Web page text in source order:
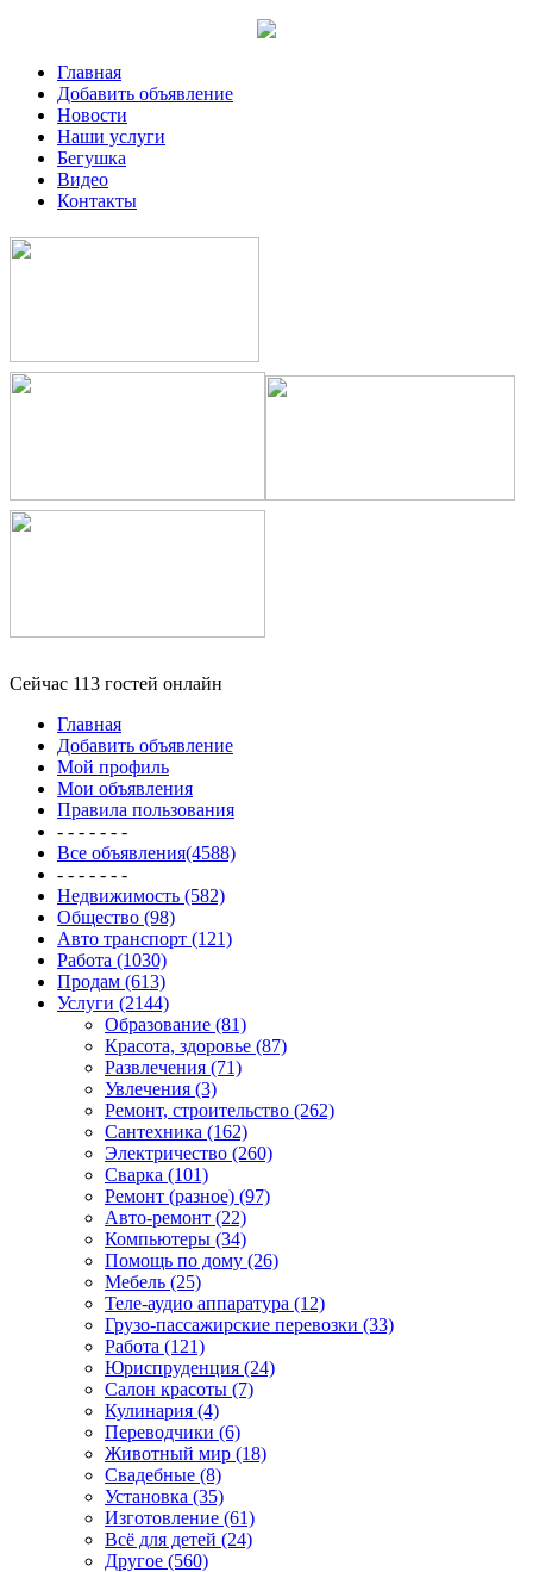
Главная
Добавить объявление
Новости
Наши услуги
Бегушка
Видео
Контакты
Сейчас 113 гостей онлайн
Главная
Добавить объявление
Мой профиль
Мои объявления
Правила пользования
- - - - - - -
Все объявления(4588)
- - - - - - -
Недвижимость (582)
Общество (98)
Авто транспорт (121)
Работа (1030)
Продам (613)
Услуги (2144)
Образование (81)
Красота, здоровье (87)
Развлечения (71)
Увлечения (3)
Ремонт, строительство (262)
Сантехника (162)
Электричество (260)
Сварка (101)
Ремонт (разное) (97)
Авто-ремонт (22)
Компьютеры (34)
Помощь по дому (26)
Мебель (25)
Теле-аудио аппаратура (12)
Грузо-пассажирские перевозки (33)
Работа (121)
Юриспруденция (24)
Салон красоты (7)
Кулинария (4)
Переводчики (6)
Животный мир (18)
Свадебные (8)
Установка (35)
Изготовление (61)
Всё для детей (24)
Другое (560)